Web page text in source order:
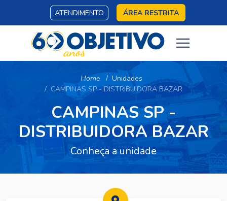
ATENDIMENTO ÁREA RESTRITA
Home
Unidades
CAMPINAS SP - DISTRIBUIDORA BAZAR
CAMPINAS SP -
DISTRIBUIDORA BAZAR
Conheça a unidade